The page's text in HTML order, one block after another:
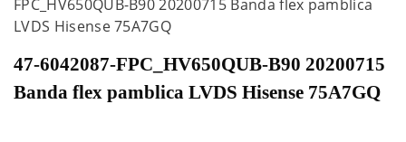
FPC_HV650QUB-B90 20200715 Banda flex pamblica
LVDS Hisense 75A7GQ
47-6042087-FPC_HV650QUB-B90 20200715
Banda flex pamblica LVDS Hisense 75A7GQ